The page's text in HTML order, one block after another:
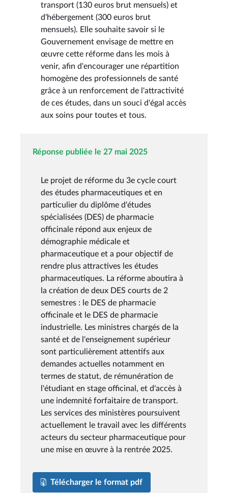
transport (130 euros brut mensuels) et
d'hébergement (300 euros brut
mensuels). Elle souhaite savoir si le
Gouvernement envisage de mettre en
œuvre cette réforme dans les mois à
venir, afin d'encourager une répartition
homogène des professionnels de santé
grâce à un renforcement de l'attractivité
de ces études, dans un souci d'égal accès
aux soins pour toutes et tous.
Réponse publiée le 27 mai 2025
Le projet de réforme du 3e cycle court
des études pharmaceutiques et en
particulier du diplôme d'études
spécialisées (DES) de pharmacie
officinale répond aux enjeux de
démographie médicale et
pharmaceutique et a pour objectif de
rendre plus attractives les études
pharmaceutiques. La réforme aboutira à
la création de deux DES courts de 2
semestres : le DES de pharmacie
officinale et le DES de pharmacie
industrielle. Les ministres chargés de la
santé et de l'enseignement supérieur
sont particulièrement attentifs aux
demandes actuelles notamment en
termes de statut, de rémunération de
l'étudiant en stage officinal, et d'accès à
une indemnité forfaitaire de transport.
Les services des ministères poursuivent
actuellement le travail avec les différents
acteurs du secteur pharmaceutique pour
une mise en œuvre à la rentrée 2025.
Télécharger le format pdf